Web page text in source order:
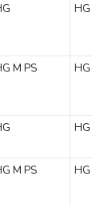
HG
M PS HG
HG
M PS HG